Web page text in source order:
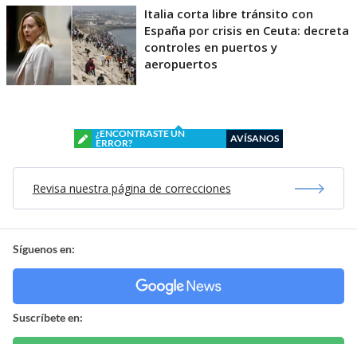
Italia corta libre tránsito con
España por crisis en Ceuta: decreta
controles en puertos y
aeropuertos
¿ENCONTRASTE UN
ERROR?
AVÍSANOS
Revisa nuestra página de correcciones
Síguenos en:
Suscríbete en: